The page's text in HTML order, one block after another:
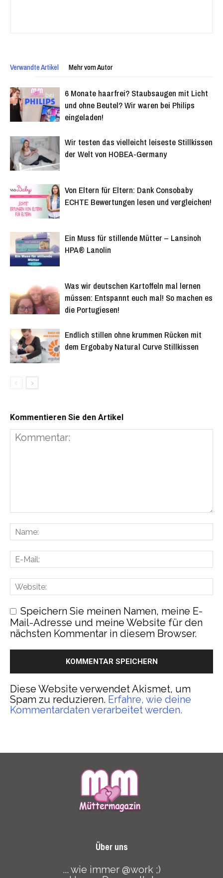
Verwandte Artikel Mehr vom Autor
6 Monate haarfrei? Staubsaugen mit Licht
und ohne Beutel? Wir waren bei Philips
eingeladen!
Wir testen das vielleicht leiseste Stillkissen
der Welt von HOBEA-Germany
Von Eltern für Eltern: Dank Consobaby
ECHTE Bewertungen lesen und vergleichen!
Ein Muss für stillende Mütter – Lansinoh
HPA® Lanolin
Was wir deutschen Kartoffeln mal lernen
müssen: Entspannt euch mal! So machen es
die Portugiesen!
Endlich stillen ohne krummen Rücken mit
dem Ergobaby Natural Curve Stillkissen
Kommentieren Sie den Artikel
Speichern Sie meinen Namen, meine E-
Mail-Adresse und meine Website für den
nächsten Kommentar in diesem Browser.
Diese Website verwendet Akismet, um
Spam zu reduzieren. Erfahre, wie deine
Kommentardaten verarbeitet werden.
Über uns
... wie immer @work ;)